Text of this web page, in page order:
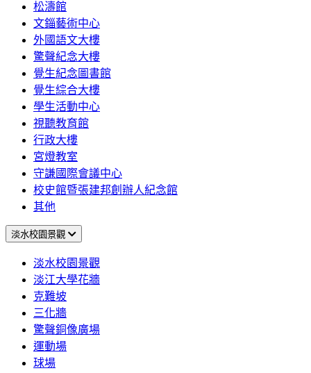
松濤館
文錙藝術中心
外國語文大樓
驚聲紀念大樓
覺生紀念圖書館
覺生綜合大樓
學生活動中心
視聽教育館
行政大樓
宮燈教室
守謙國際會議中心
校史館暨張建邦創辦人紀念館
其他
淡水校園景觀
淡水校園景觀
淡江大學花牆
克難坡
三化牆
驚聲銅像廣場
運動場
球場